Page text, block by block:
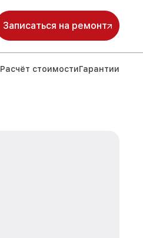
Записаться на ремонт
Расчёт стоимостиГарантии